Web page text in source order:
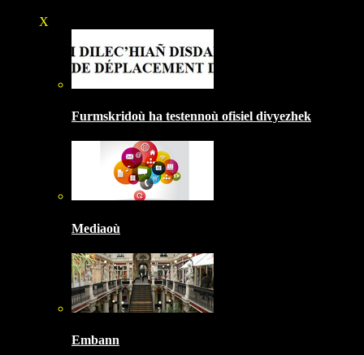
X
Furmskridoù ha testennoù ofisiel divyezhek
Mediaoù
Embann